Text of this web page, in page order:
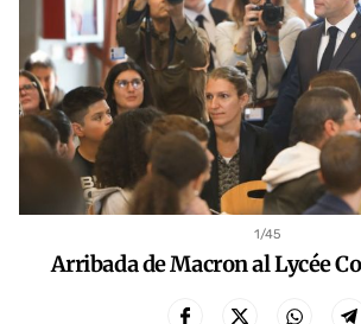
1/45
Arribada de Macron al Lycée